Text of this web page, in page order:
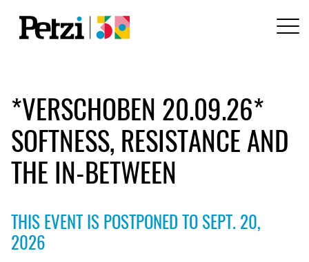
*VERSCHOBEN 20.09.26*
SOFTNESS, RESISTANCE AND
THE IN-BETWEEN
THIS EVENT IS POSTPONED TO SEPT. 20,
2026